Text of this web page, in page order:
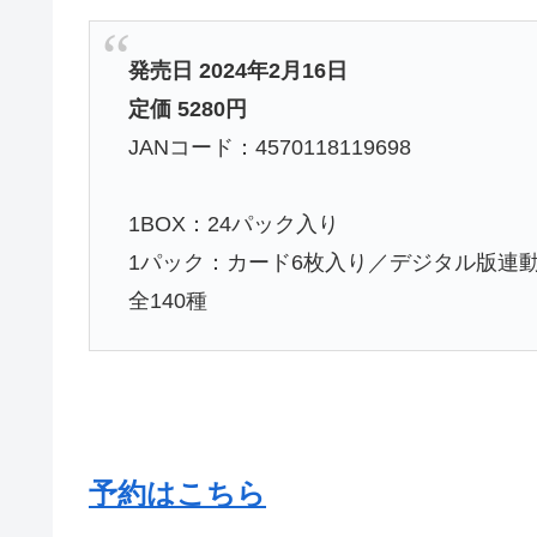
発売日 2024年2月16日
定価 5280円
JANコード：4570118119698
1BOX：24パック入り
1パック：カード6枚入り／デジタル版連
全140種
予約はこちら